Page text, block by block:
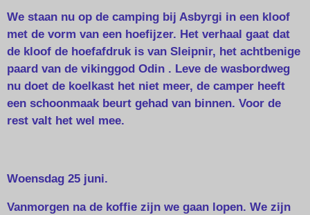
We staan nu op de camping bij Asbyrgi in een kloof
met de vorm van een hoefijzer. Het verhaal gaat dat
de kloof de hoefafdruk is van Sleipnir, het achtbenige
paard van de vikinggod Odin . Leve de wasbordweg
nu doet de koelkast het niet meer, de camper heeft
een schoonmaak beurt gehad van binnen. Voor de
rest valt het wel mee.
Woensdag 25 juni.
Vanmorgen na de koffie zijn we gaan lopen. We zijn